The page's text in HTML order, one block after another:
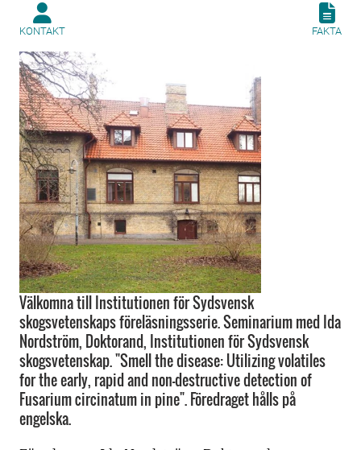
KONTAKT FAKTA
Välkomna till Institutionen för Sydsvensk
skogsvetenskaps föreläsningsserie. Seminarium med Ida
Nordström, Doktorand, Institutionen för Sydsvensk
skogsvetenskap. "Smell the disease: Utilizing volatiles
for the early, rapid and non-destructive detection of
Fusarium circinatum in pine". Föredraget hålls på
engelska.